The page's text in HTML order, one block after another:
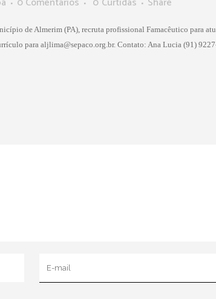
de Almerim (PA), recruta profissional Famacêutico para
para aljlima@sepaco.org.br. Contato: Ana Lucia (91)